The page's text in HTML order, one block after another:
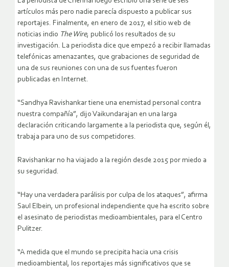
artículos más pero nadie parecía dispuesto a publicar sus
reportajes. Finalmente, en enero de 2017, el sitio web de
noticias indio The Wire, publicó los resultados de su
investigación. La periodista dice que empezó a recibir llamadas
telefónicas amenazantes, que grabaciones de seguridad de
una de sus reuniones con una de sus fuentes fueron
publicadas en Internet.
“Sandhya Ravishankar tiene una enemistad personal contra
nuestra compañía”, dijo Vaikundarajan en una larga
declaración criticando largamente a la periodista que, según él,
trabaja para uno de sus competidores.
Ravishankar no ha viajado a la región desde 2015 por miedo a
su seguridad.
“Hay una verdadera parálisis por culpa de los ataques”, afirma
Saul Elbein, un profesional independiente que ha escrito sobre
el asesinato de periodistas medioambientales, para el Centro
Pulitzer.
“A medida que el mundo se precipita hacia una crisis
medioambiental, los reportajes más significativos que se